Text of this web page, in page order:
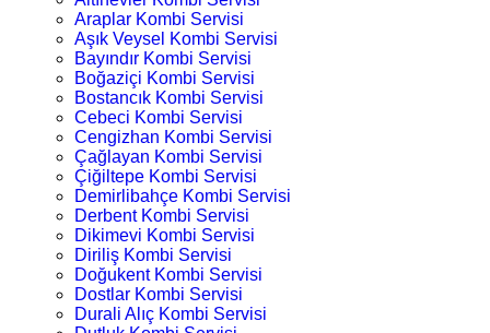
Araplar Kombi Servisi
Aşık Veysel Kombi Servisi
Bayındır Kombi Servisi
Boğaziçi Kombi Servisi
Bostancık Kombi Servisi
Cebeci Kombi Servisi
Cengizhan Kombi Servisi
Çağlayan Kombi Servisi
Çiğiltepe Kombi Servisi
Demirlibahçe Kombi Servisi
Derbent Kombi Servisi
Dikimevi Kombi Servisi
Diriliş Kombi Servisi
Doğukent Kombi Servisi
Dostlar Kombi Servisi
Durali Alıç Kombi Servisi